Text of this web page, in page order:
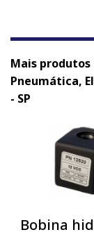
Mais
Pneumática,
- SP
Bobina